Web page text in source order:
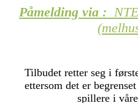
Påmelding via :
Tilbudet retter seg i
ettersom det er
spillere i